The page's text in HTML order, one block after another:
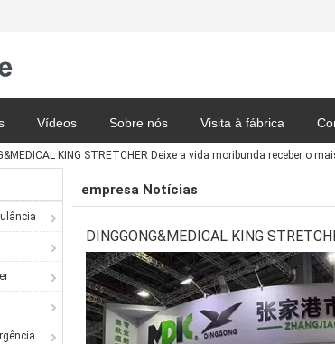
Vídeos Sobre nós Visita à fábrica
KING STRETCHER Deixe a vida moribunda receber o
empresa Notícias
DINGGONG&MEDICAL KING